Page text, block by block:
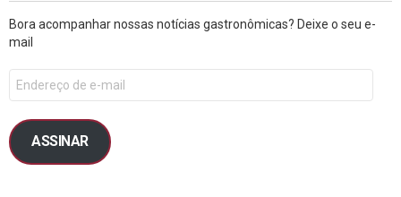
Bora acompanhar nossas notícias gastronômicas? Deixe o seu e-
mail
ASSINAR